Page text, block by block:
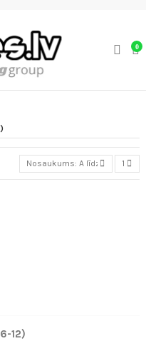
0
Nosaukums: A līdz Z 1
12)